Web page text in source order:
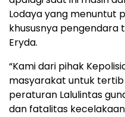
Lodaya yang menuntut
khususnya pengendara
Eryda.
“Kami dari pihak
masyarakat untuk
peraturan Lalulintas
dan fatalitas kecelakaan